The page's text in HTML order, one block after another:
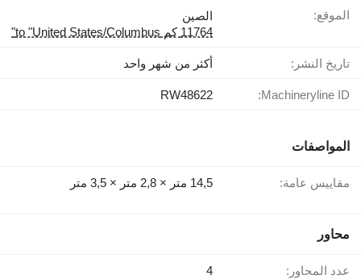
الموقع:
الصين
11764 كم to "United States/Columbus"
تاريخ النشر: أكثر من شهر واحد
Machineryline ID:
RW48622
المواصفات
مقاييس عامة: 14,5 متر × 2,8 متر × 3,5 متر
محاور
عدد المحاور: 4